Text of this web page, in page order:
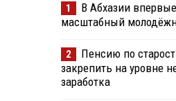
1
В Абхазии
масштабный
2
Пенсию по
закрепить на уровне
заработка